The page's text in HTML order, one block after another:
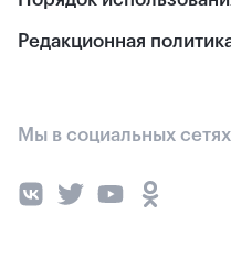
Редакционная
Мы в социальных сетях